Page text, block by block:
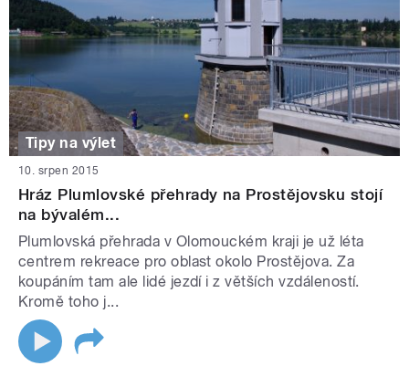
Tipy na výlet
10. srpen 2015
Hráz Plumlovské přehrady na Prostějovsku stojí
na bývalém...
Plumlovská přehrada v Olomouckém kraji je už léta
centrem rekreace pro oblast okolo Prostějova. Za
koupáním tam ale lidé jezdí i z větších vzdáleností.
Kromě toho j...